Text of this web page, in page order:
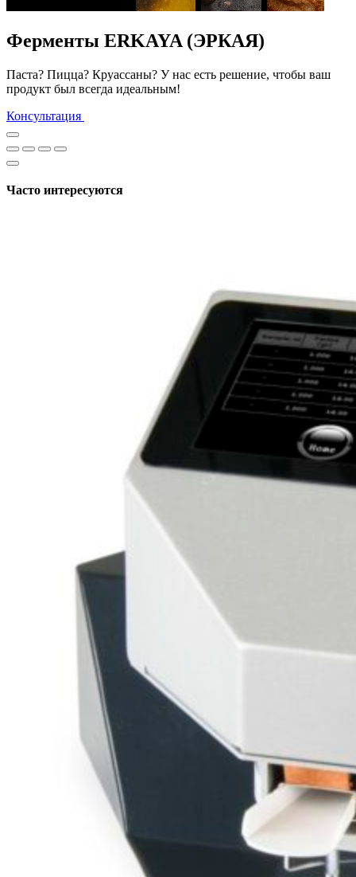
Ферменты ERKAYA (ЭРКАЯ)
Паста? Пицца? Круассаны? У нас есть решение, чтобы ваш
продукт был всегда идеальным!
Консультация
Часто интересуются